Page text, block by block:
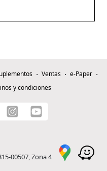
Ventas
e-Paper
y condiciones
00507, Zona 4